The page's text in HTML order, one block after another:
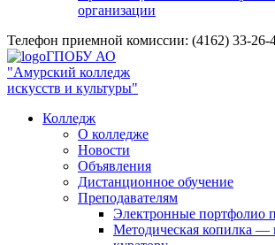
организации
Телефон приемной комиссии: (4162) 33-26-
ГПОБУ АО
"Амурский колледж
искусств и культуры"
Колледж
О колледже
Новости
Объявления
Дистанционное обучение
Преподавателям
Электронные портфолио
Методическая копилка —